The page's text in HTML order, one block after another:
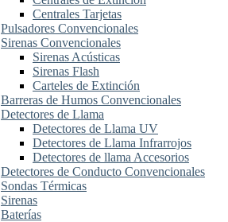
Centrales Tarjetas
Pulsadores Convencionales
Sirenas Convencionales
Sirenas Acústicas
Sirenas Flash
Carteles de Extinción
Barreras de Humos Convencionales
Detectores de Llama
Detectores de Llama UV
Detectores de Llama Infrarrojos
Detectores de llama Accesorios
Detectores de Conducto Convencionales
Sondas Térmicas
Sirenas
Baterías